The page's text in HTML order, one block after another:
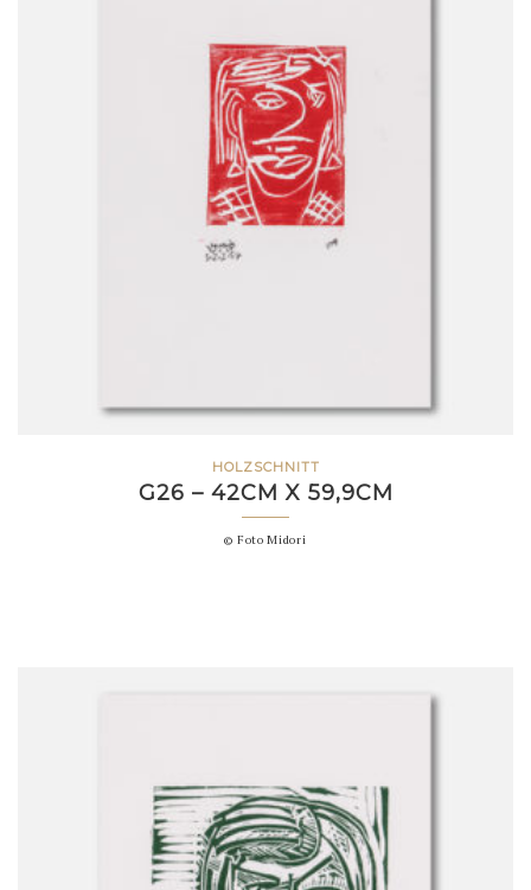
HOLZSCHNITT
G26 – 42CM X 59,9CM
© Foto Midori